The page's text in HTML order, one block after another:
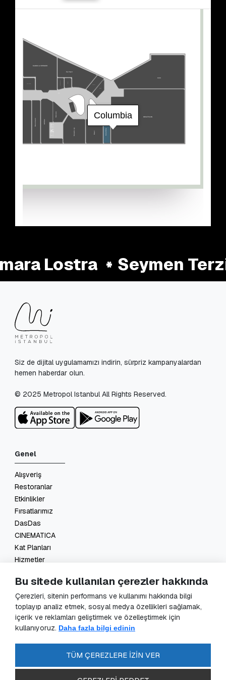
Lostra Seymen Terzi
Siz de dijital uygulamamızı indirin, sürpriz kampanyalardan
hemen haberdar olun.
© 2025 Metropol Istanbul All Rights Reserved.
Genel
Alışveriş
Restoranlar
Etkinlikler
Fırsatlarımız
DasDas
CINEMATICA
Kat Planları
Hizmetler
KVKK Başvuru
KVKK Aydınlatma Metni
Veri Sorumlusu Başvuru Formu
Güvenlik Kameraları Aydınlatma Metni
SSS
Bu sitede kullanılan çerezler hakkında
Çerezleri, sitenin performans ve kullanımı hakkında bilgi
toplayıp analiz etmek, sosyal medya özellikleri sağlamak,
içerik ve reklamları geliştirmek ve özelleştirmek için
kullanıyoruz. Daha fazla bilgi edinin
TÜM ÇEREZLERE İZİN VER